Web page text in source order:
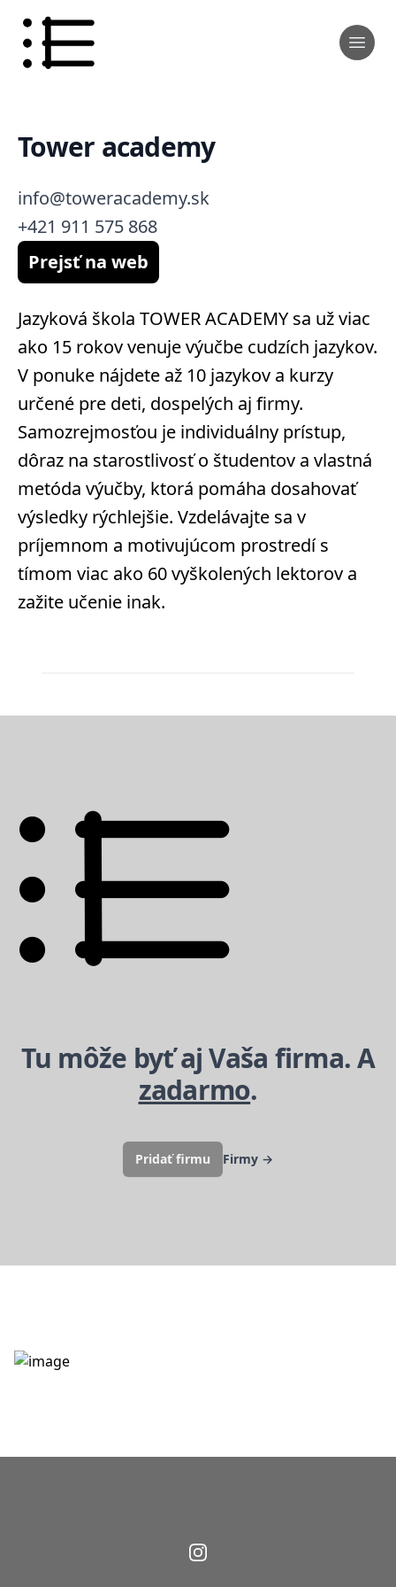
Tower academy
info@toweracademy.sk
+421 911 575 868
Prejsť na web
Jazyková škola TOWER ACADEMY sa už viac
ako 15 rokov venuje výučbe cudzích jazykov.
V ponuke nájdete až 10 jazykov a kurzy
určené pre deti, dospelých aj firmy.
Samozrejmosťou je individuálny prístup,
dôraz na starostlivosť o študentov a vlastná
metóda výučby, ktorá pomáha dosahovať
výsledky rýchlejšie. Vzdelávajte sa v
príjemnom a motivujúcom prostredí s
tímom viac ako 60 vyškolených lektorov a
zažite učenie inak.
Tu môže byť aj Vaša firma. A
zadarmo.
Pridať firmu Firmy →